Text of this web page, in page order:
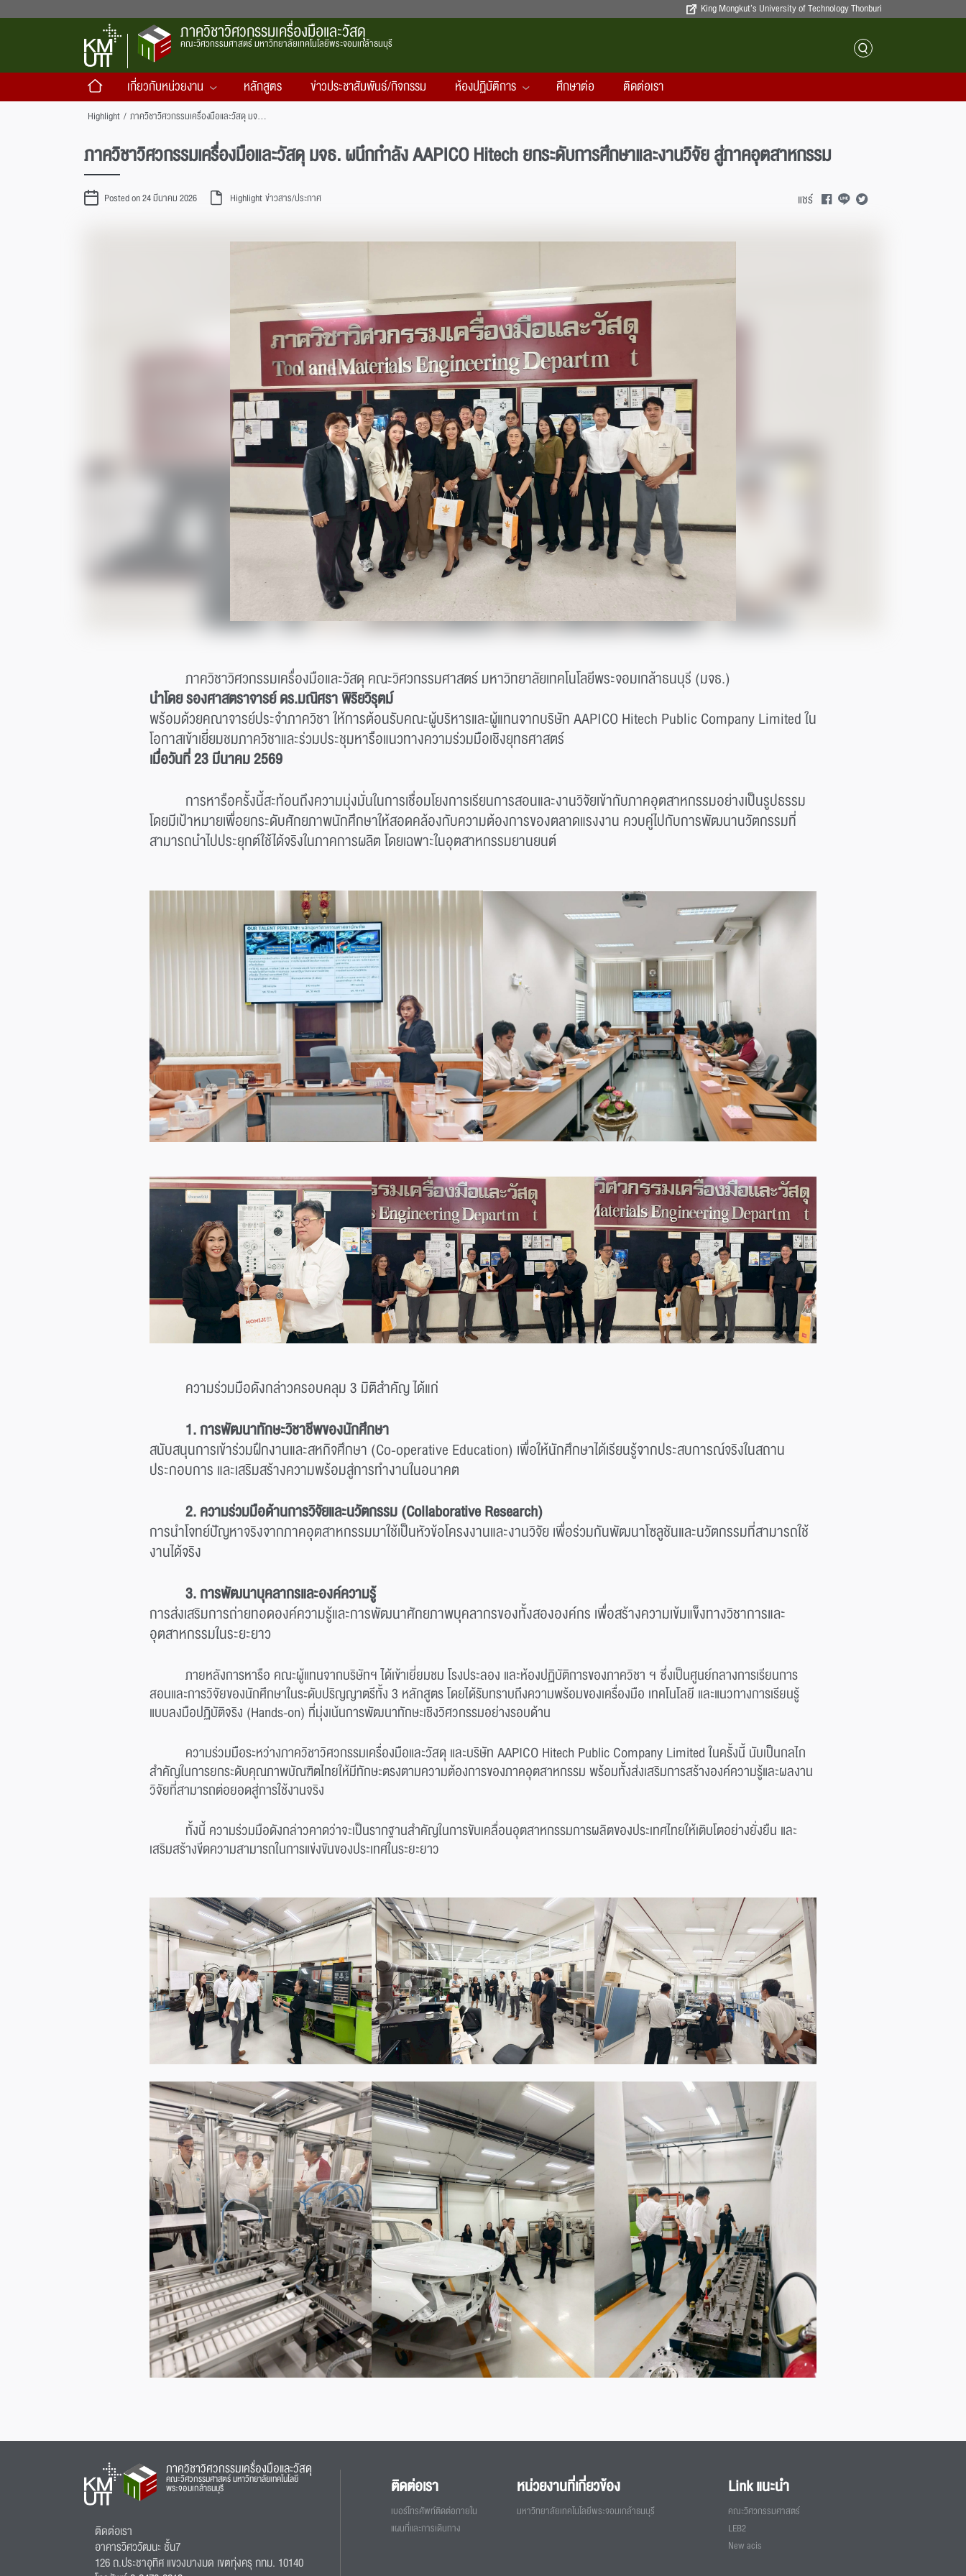
King Mongkut’s University of Technology Thonburi
ภาควิชาวิศวกรรมเครื่องมือและวัสดุ
คณะวิศวกรรมศาสตร์ มหาวิทยาลัยเทคโนโลยีพระจอมเกล้าธนบุรี
เกี่ยวกับหน่วยงาน หลักสูตร ข่าวประชาสัมพันธ์/กิจกรรม ห้องปฏิบัติการ ศึกษาต่อ ติดต่อเรา
Highlight / ภาควิชาวิศวกรรมเครื่องมือและวัสดุ มจธ. ผนึกกำลัง AAPICO Hitech ยกระดับการศึกษาและงานวิจัย สู่ภาคอุตสาหกรรม
ภาควิชาวิศวกรรมเครื่องมือและวัสดุ มจธ. ผนึกกำลัง AAPICO Hitech ยกระดับการศึกษาและงานวิจัย สู่ภาคอุตสาหกรรม
Posted on 24 มีนาคม 2026 Highlightข่าวสาร/ประกาศ แชร์
ภาควิชาวิศวกรรมเครื่องมือและวัสดุ คณะวิศวกรรมศาสตร์ มหาวิทยาลัยเทคโนโลยีพระจอมเกล้าธนบุรี (มจธ.)
นำโดย รองศาสตราจารย์ ดร.มณิศรา พิริยวิรุตม์
พร้อมด้วยคณาจารย์ประจำภาควิชา ให้การต้อนรับคณะผู้บริหารและผู้แทนจากบริษัท AAPICO Hitech Public Company Limited ใน
โอกาสเข้าเยี่ยมชมภาควิชาและร่วมประชุมหารือแนวทางความร่วมมือเชิงยุทธศาสตร์
เมื่อวันที่ 23 มีนาคม 2569
การหารือครั้งนี้สะท้อนถึงความมุ่งมั่นในการเชื่อมโยงการเรียนการสอนและงานวิจัยเข้ากับภาคอุตสาหกรรมอย่างเป็นรูปธรรม
โดยมีเป้าหมายเพื่อยกระดับศักยภาพนักศึกษาให้สอดคล้องกับความต้องการของตลาดแรงงาน ควบคู่ไปกับการพัฒนานวัตกรรมที่
สามารถนำไปประยุกต์ใช้ได้จริงในภาคการผลิต โดยเฉพาะในอุตสาหกรรมยานยนต์
ความร่วมมือดังกล่าวครอบคลุม 3 มิติสำคัญ ได้แก่
1. การพัฒนาทักษะวิชาชีพของนักศึกษา
สนับสนุนการเข้าร่วมฝึกงานและสหกิจศึกษา (Co-operative Education) เพื่อให้นักศึกษาได้เรียนรู้จากประสบการณ์จริงในสถาน
ประกอบการ และเสริมสร้างความพร้อมสู่การทำงานในอนาคต
2. ความร่วมมือด้านการวิจัยและนวัตกรรม (Collaborative Research)
การนำโจทย์ปัญหาจริงจากภาคอุตสาหกรรมมาใช้เป็นหัวข้อโครงงานและงานวิจัย เพื่อร่วมกันพัฒนาโซลูชันและนวัตกรรมที่สามารถใช้
งานได้จริง
3. การพัฒนาบุคลากรและองค์ความรู้
การส่งเสริมการถ่ายทอดองค์ความรู้และการพัฒนาศักยภาพบุคลากรของทั้งสององค์กร เพื่อสร้างความเข้มแข็งทางวิชาการและ
อุตสาหกรรมในระยะยาว
ภายหลังการหารือ คณะผู้แทนจากบริษัทฯ ได้เข้าเยี่ยมชม โรงประลอง และห้องปฏิบัติการของภาควิชา ฯ ซึ่งเป็นศูนย์กลางการเรียนการ
สอนและการวิจัยของนักศึกษาในระดับปริญญาตรีทั้ง 3 หลักสูตร โดยได้รับทราบถึงความพร้อมของเครื่องมือ เทคโนโลยี และแนวทางการเรียนรู้
แบบลงมือปฏิบัติจริง (Hands-on) ที่มุ่งเน้นการพัฒนาทักษะเชิงวิศวกรรมอย่างรอบด้าน
ความร่วมมือระหว่างภาควิชาวิศวกรรมเครื่องมือและวัสดุ และบริษัท AAPICO Hitech Public Company Limited ในครั้งนี้ นับเป็นกลไก
สำคัญในการยกระดับคุณภาพบัณฑิตไทยให้มีทักษะตรงตามความต้องการของภาคอุตสาหกรรม พร้อมทั้งส่งเสริมการสร้างองค์ความรู้และผลงาน
วิจัยที่สามารถต่อยอดสู่การใช้งานจริง
ทั้งนี้ ความร่วมมือดังกล่าวคาดว่าจะเป็นรากฐานสำคัญในการขับเคลื่อนอุตสาหกรรมการผลิตของประเทศไทยให้เติบโตอย่างยั่งยืน และ
เสริมสร้างขีดความสามารถในการแข่งขันของประเทศในระยะยาว
ภาควิชาวิศวกรรมเครื่องมือและวัสดุ
คณะวิศวกรรมศาสตร์ มหาวิทยาลัยเทคโนโลยี
พระจอมเกล้าธนบุรี
ติดต่อเรา
อาคารวิศววัฒนะ ชั้น7
126 ถ.ประชาอุทิศ แขวงบางมด เขตทุ่งครุ กทม. 10140
ติดต่อเรา
เบอร์โทรศัพท์ติดต่อภายใน
แผนที่และการเดินทาง
หน่วยงานที่เกี่ยวข้อง
มหาวิทยาลัยเทคโนโลยีพระจอมเกล้าธนบุรี
Link แนะนำ
คณะวิศวกรรมศาสตร์
LEB2
New acis